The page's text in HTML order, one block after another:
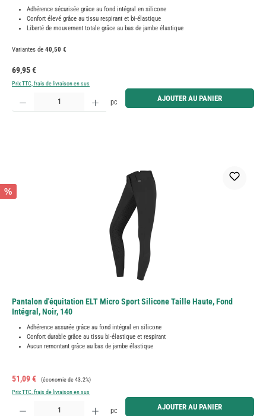
Adhérence sécurisée grâce au fond intégral en silicone
Confort élevé grâce au tissu respirant et bi-élastique
Liberté de mouvement totale grâce au bas de jambe élastique
Variantes de 40,50 €
Prix régulier :
69,95 €
Prix TTC, frais de livraison en sus
Quantité de produit : Entrez la quantité souhaitée ou utilisez les boutons pour augmenter ou
pc AJOUTER AU PANIER
%
Pantalon d'équitation ELT Micro Sport Silicone Taille Haute, Fond
Intégral, Noir, 140
Adhérence assurée grâce au fond intégral en silicone
Confort durable grâce au tissu bi-élastique et respirant
Aucun remontant grâce au bas de jambe élastique
Prix de vente :
51,09 € Prix régulier :
(économie de 43.2%)
Prix TTC, frais de livraison en sus
Quantité de produit : Entrez la quantité souhaitée ou utilisez les boutons pour augmenter ou
pc AJOUTER AU PANIER